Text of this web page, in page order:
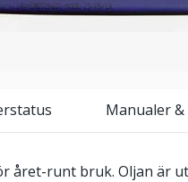
Manualer
året-runt bruk. Oljan är